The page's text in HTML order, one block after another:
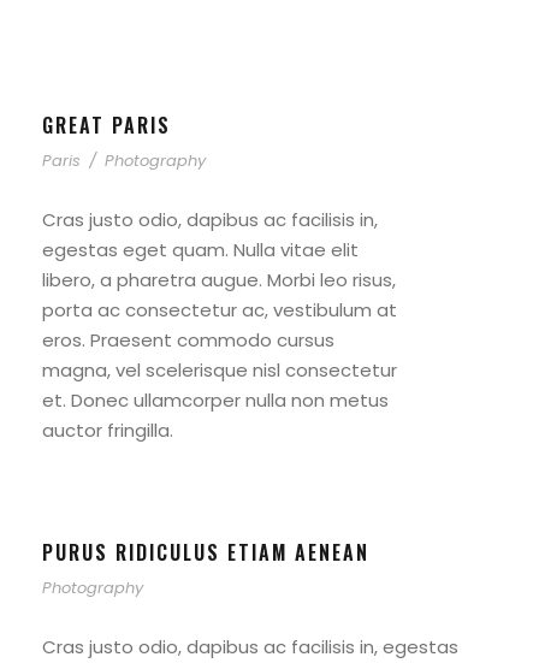
GREAT PARIS
Paris / Photography
Cras justo odio, dapibus ac facilisis in,
egestas eget quam. Nulla vitae elit
libero, a pharetra augue. Morbi leo risus,
porta ac consectetur ac, vestibulum at
eros. Praesent commodo cursus
magna, vel scelerisque nisl consectetur
et. Donec ullamcorper nulla non metus
auctor fringilla.
PURUS RIDICULUS ETIAM AENEAN
Photography
Cras justo odio, dapibus ac facilisis in, egestas